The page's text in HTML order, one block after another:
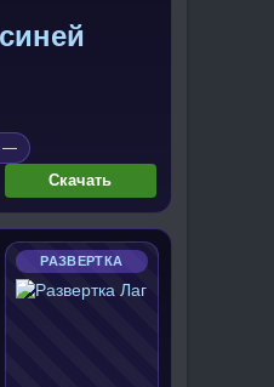
—
Скачать
РАЗВЕРТКА